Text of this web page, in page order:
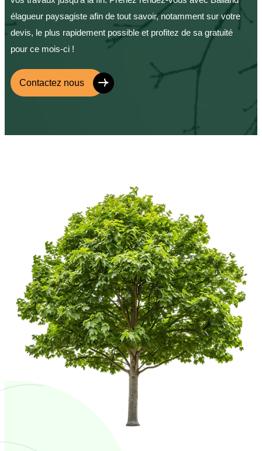
élagueur paysagiste afin de tout savoir, notamment sur votre
devis, le plus rapidement possible et profitez de sa gratuité
pour ce mois-ci !
Contactez nous